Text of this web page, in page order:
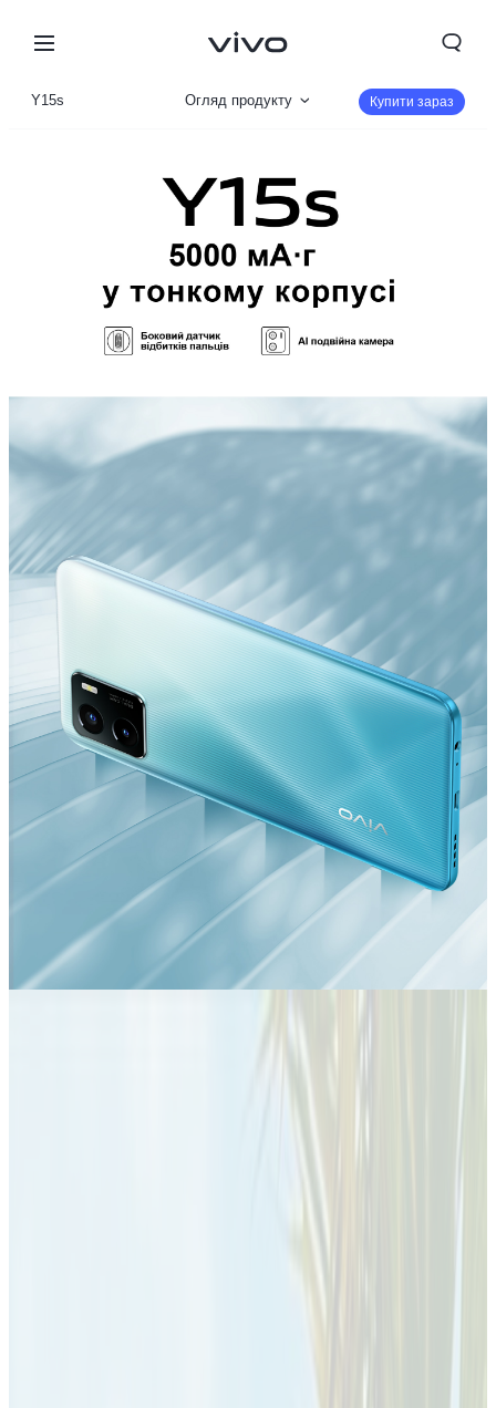
Україна | Виберіть країну/регіон
Y15s Огляд продукту
Параметри
Купити зараз